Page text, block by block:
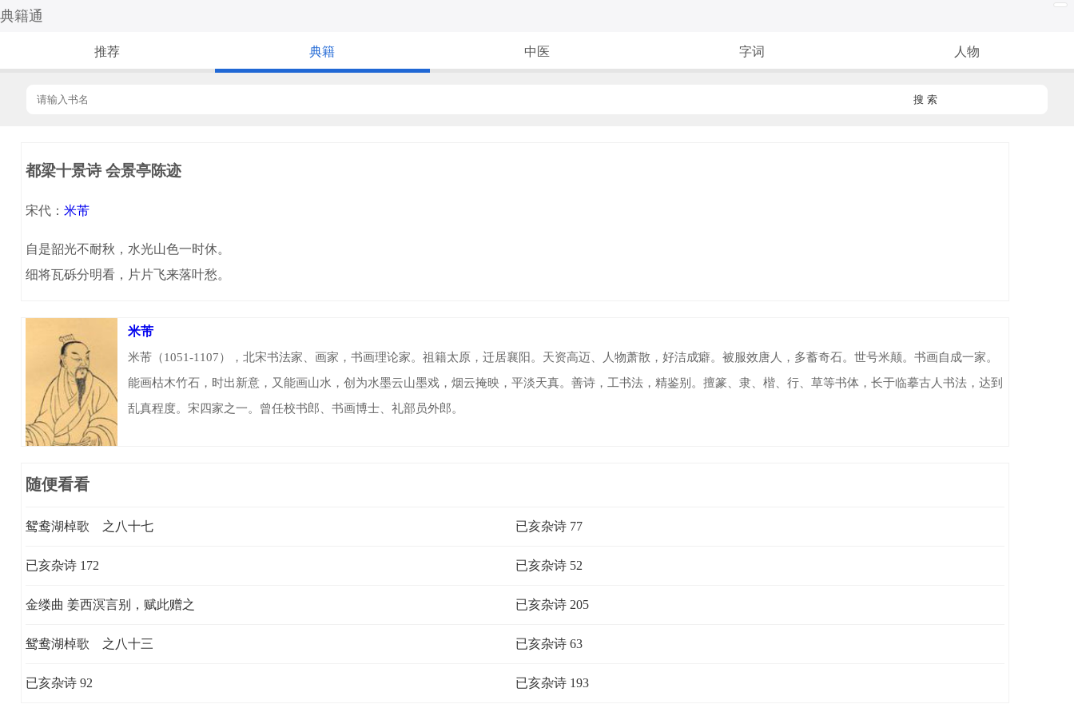
典籍通
推荐 典籍 中医 字词 人物
搜 索
都梁十景诗 会景亭陈迹
宋代： 米芾
自是韶光不耐秋，水光山色一时休。
细将瓦砾分明看，片片飞来落叶愁。
米芾
米芾（1051-1107），北宋书法家、画家，书画理论家。祖籍太原，迁居襄阳。天资高迈、人物萧散，好洁成癖。被服效唐人，多蓄奇石。世号米颠。书画自成一家。
能画枯木竹石，时出新意，又能画山水，创为水墨云山墨戏，烟云掩映，平淡天真。善诗，工书法，精鉴别。擅篆、隶、楷、行、草等书体，长于临摹古人书法，达到
乱真程度。宋四家之一。曾任校书郎、书画博士、礼部员外郎。
随便看看
鸳鸯湖棹歌 之八十七 已亥杂诗 77
已亥杂诗 172 已亥杂诗 52
金缕曲 姜西溟言别，赋此赠之 已亥杂诗 205
鸳鸯湖棹歌 之八十三 已亥杂诗 63
已亥杂诗 92 已亥杂诗 193